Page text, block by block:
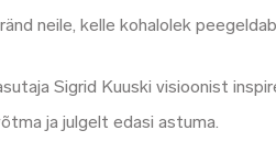
neile, kelle kohalolek
Sigrid Kuuski visioonist
ja julgelt edasi astuma.